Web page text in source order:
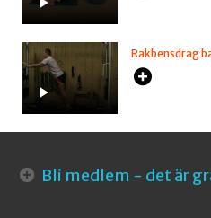
Rakbensdrag
Bli medlem - det är